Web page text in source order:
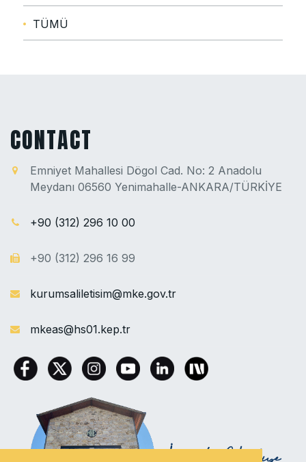
TÜMÜ
CONTACT
Emniyet Mahallesi Dögol Cad. No: 2 Anadolu
Meydanı 06560 Yenimahalle-ANKARA/TÜRKİYE
+90 (312) 296 10 00
+90 (312) 296 16 99
kurumsaliletisim@mke.gov.tr
mkeas@hs01.kep.tr